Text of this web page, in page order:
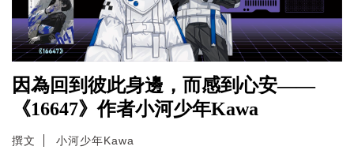
因為回到彼此身邊，而感到心安——
《16647》作者小河少年Kawa
撰文 小河少年Kawa